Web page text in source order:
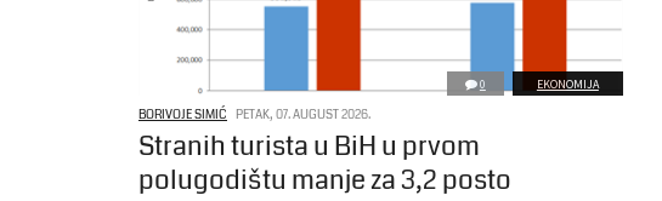
0 EKONOMIJA
BORIVOJE SIMIĆ PETAK, 07. AUGUST 2026.
Stranih turista u BiH u prvom
polugodištu manje za 3,2 posto